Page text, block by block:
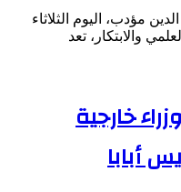
مؤدب، اليوم الثلاثاء
والابتكار، تعد
وزراء خارجية
أبابا